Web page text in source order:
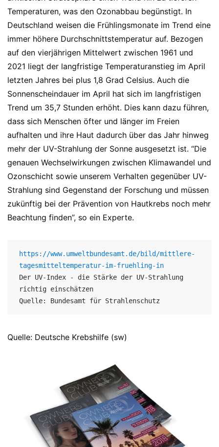
Temperaturen, was den Ozonabbau begünstigt. In
Deutschland weisen die Frühlingsmonate im Trend eine
immer höhere Durchschnittstemperatur auf. Bezogen
auf den vierjährigen Mittelwert zwischen 1961 und
2021 liegt der langfristige Temperaturanstieg im April
letzten Jahres bei plus 1,8 Grad Celsius. Auch die
Sonnenscheindauer im April hat sich im langfristigen
Trend um 35,7 Stunden erhöht. Dies kann dazu führen,
dass sich Menschen öfter und länger im Freien
aufhalten und ihre Haut dadurch über das Jahr hinweg
mehr der UV-Strahlung der Sonne ausgesetzt ist. “Die
genauen Wechselwirkungen zwischen Klimawandel und
Ozonschicht sowie unserem Verhalten gegenüber UV-
Strahlung sind Gegenstand der Forschung und müssen
zukünftig bei der Prävention von Hautkrebs noch mehr
Beachtung finden”, so ein Experte.
https://www.umweltbundesamt.de/bild/mittlere-
tagesmitteltemperatur-im-fruehling-in
Der UV-Index - die Stärke der UV-Strahlung
richtig einschätzen
Quelle: Deutsche Krebshilfe (sw)